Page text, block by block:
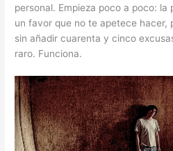
personal. Empieza poco a poco: la
un favor que no te apetece hacer,
sin añadir cuarenta y cinco
raro. Funciona.